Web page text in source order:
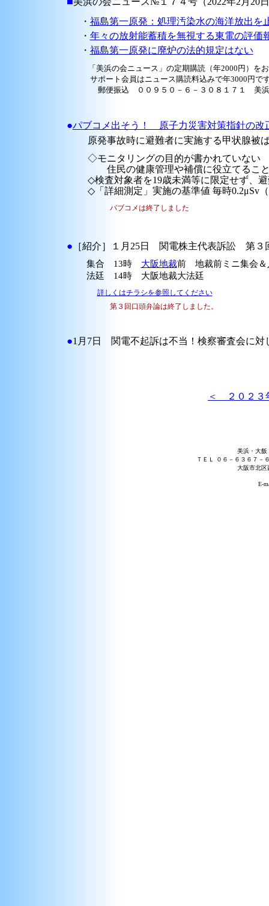
・ 福島第一原発：処理汚染水の海洋放出を
・ 年々の放射能蓄積を無視する東電の評価
・ 福島第一原発に廃炉の法的規定はない
「美浜の会ニュース」の定期購読（年2000円）を
サポート会員はニュース購読料込みで年3000円で
郵便振込 ００９５０－６－３０８１７１ 美浜
●パブコメ出そう！ 原子力災害対策指針の改
原発事故時に避難者に実施する甲状腺被
◇モニタリングの目的が書かれていない
住民の健康管理や補償に役立てること
◇検査対象者を19歳未満等に限定せず、避
◇「詳細測定」実施の基準値 毎時0.2μSv（
パブコメは終了しました
● ［紹介］１月25日 関電株主代表訴訟 第３
集合 13時 大阪地裁前 地裁前ミニ集会
法廷 14時 大阪地裁大法廷
詳しくはチラシを参照してください
第３回口頭弁論は終了しました。
●1月7日 関電不起訴は不当！検察審査会に対
＜ ２０２３
美浜・大飯
ＴＥＬ ０６－６３６７
大阪市北区
E-